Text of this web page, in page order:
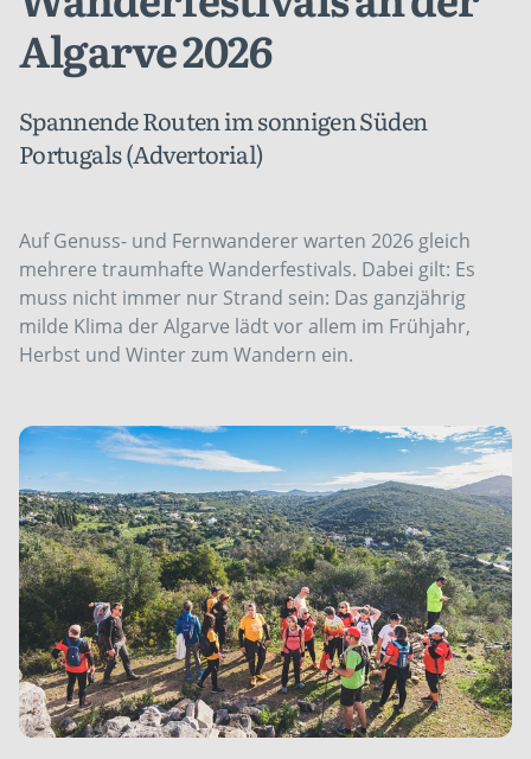
Algarve 2026
Spannende Routen im sonnigen Süden
Portugals (Advertorial)
Auf Genuss- und Fernwanderer warten 2026 gleich
mehrere traumhafte Wanderfestivals. Dabei gilt: Es
muss nicht immer nur Strand sein: Das ganzjährig
milde Klima der Algarve lädt vor allem im Frühjahr,
Herbst und Winter zum Wandern ein.